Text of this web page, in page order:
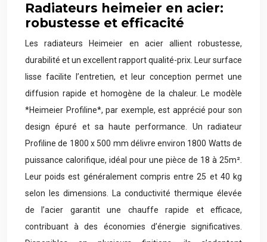
Radiateurs heimeier en acier:
robustesse et efficacité
Les radiateurs Heimeier en acier allient robustesse,
durabilité et un excellent rapport qualité-prix. Leur surface
lisse facilite l’entretien, et leur conception permet une
diffusion rapide et homogène de la chaleur. Le modèle
*Heimeier Profiline*, par exemple, est apprécié pour son
design épuré et sa haute performance. Un radiateur
Profiline de 1800 x 500 mm délivre environ 1800 Watts de
puissance calorifique, idéal pour une pièce de 18 à 25m².
Leur poids est généralement compris entre 25 et 40 kg
selon les dimensions. La conductivité thermique élevée
de l’acier garantit une chauffe rapide et efficace,
contribuant à des économies d’énergie significatives.